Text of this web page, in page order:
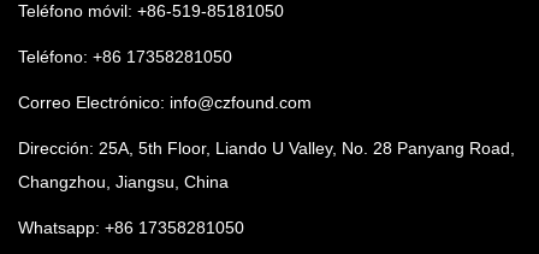
Teléfono móvil: +86-519-85181050
Teléfono: +86 17358281050
Correo Electrónico: info@czfound.com
Dirección: 25A, 5th Floor, Liando U Valley, No. 28 Panyang Road,
Changzhou, Jiangsu, China
Whatsapp: +86 17358281050